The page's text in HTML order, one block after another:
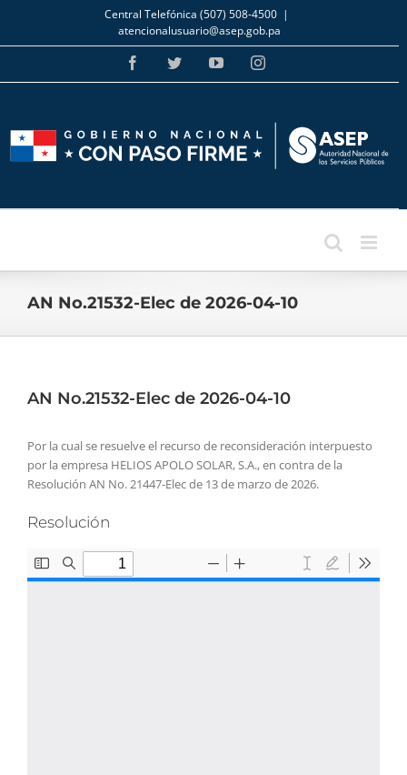
Skip
to
content
Central Telefónica (507) 508-4500 |
atencionalusuario@asep.gob.pa
FacebookTwitterYouTubeInstagram
AN No.21532-Elec de 2026-04-10
AN No.21532-Elec de 2026-04-10
Por la cual se resuelve el recurso de reconsideración interpuesto
por la empresa HELIOS APOLO SOLAR, S.A., en contra de la
Resolución AN No. 21447-Elec de 13 de marzo de 2026.
Resolución